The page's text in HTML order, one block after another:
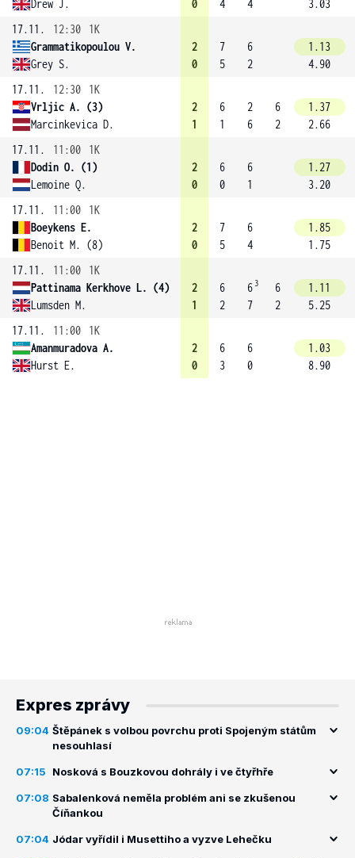
Drew J. 0 4 4
3.03
17.11.
12:30
1K
Grammatikopoulou V.
Grey S.
2
0
7
5
6
2
1.13
4.90
17.11.
12:30
1K
Vrljic A. (3)
Marcinkevica D.
2
1
6
1
2
6
6
2
1.37
2.66
17.11.
11:00
1K
Dodin O. (1)
Lemoine Q.
2
0
6
0
6
1
1.27
3.20
17.11.
11:00
1K
Boeykens E.
Benoit M. (8)
2
0
7
5
6
4
1.85
1.75
17.11.
11:00
1K
Pattinama Kerkhove L. (4)
Lumsden M.
2
1
6
2
6 3
7
6
2
1.11
5.25
17.11.
11:00
1K
Amanmuradova A.
Hurst E.
2
0
6
3
6
0
1.03
8.90
Expres zprávy
09:04 Štěpánek s volbou povrchu proti Spojeným státům
nesouhlasí
07:15 Nosková s Bouzkovou dohrály i ve čtyřhře
07:08 Sabalenková neměla problém ani se zkušenou
Číňankou
07:04 Jódar vyřídil i Musettiho a vyzve Lehečku